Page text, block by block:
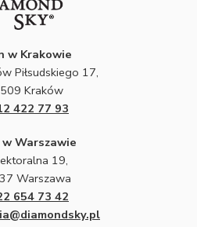
w Krakowie
Piłsudskiego 17,
Kraków
422 77 93
Warszawie
19,
Warszawa
654 73 42